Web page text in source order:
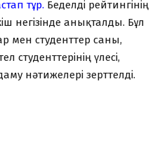
тұр. Беделді рейтингінің
негізінде анықталды. Бұл
мен студенттер саны,
үлесі,
нәтижелері зерттелді.